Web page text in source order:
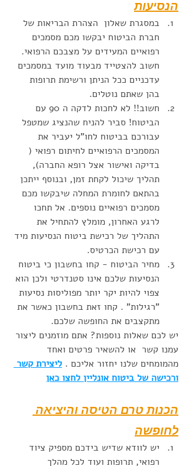
הנסיעות
במסגרת שאלון  הצהרת הבריאות של
חברת הביטוח יבקשו מכם מסמכים
רפואיים המעידים על מצבכם הרפואי.
חשוב להצטייד מבעוד מועד במסמכים
עדכניים ככל הניתן ורשימת תרופות
בהן שאתם נוטלים.
חשוב!! לא לחכות לדקה ה 90 עם
הביטוח! סביר להניח שהנציג שמטפל
עבורכם בביטוח לחו"ל יעביר את
המסמכים הרפואיים לחיתום רפואי (
בדיקה ואישור אצל רופא החברה),
תהליך שיכול לקחת זמן, ובנוסף ייתכן
בהתאם לחומרת המחלה שיבקשו מכם
מסמכים רפואיים נוספים. אל תחכו
לרגע האחרון, מומלץ להתחיל את
התהליך של רכישת ביטוח הנסיעות מיד
עם רכישת הכרטיס.
מחיר הביטוח - קחו בחשבון כי ביטוח
הנסיעות שלכם אינו סטנדרטי ולכן הוא
צפוי להיות יקר יותר מפוליסות נסיעות
"רגילות" . קחו זאת בחשבון כאשר את
מתקצבים את החופשה שלכם.
יש לכם שאלות נוספות? אתם מוזמנים ליצור
עמנו קשר  או להשאיר פרטים ואחד
מהמומחים שלנו יחזור אליכם . ליצירת קשר
ורכישה של ביטוח אונליין לחצו כאן
הכנות טרם הטיסה והיציאה
לחופשה
יש לוודא שדיש בידכם מספיק ציוד
רפואי, תרופות ועוד לכל מהלך